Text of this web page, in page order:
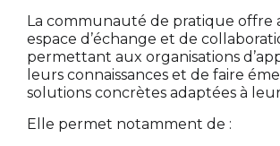
La communauté de pratique offre
espace d’échange et de
permettant aux organisations
leurs connaissances et de faire
solutions concrètes adaptées à
Elle permet notamment de :